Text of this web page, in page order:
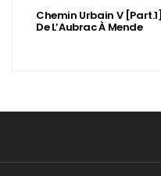
Chemin Urbain V [Part.1]
De L’Aubrac À Mende